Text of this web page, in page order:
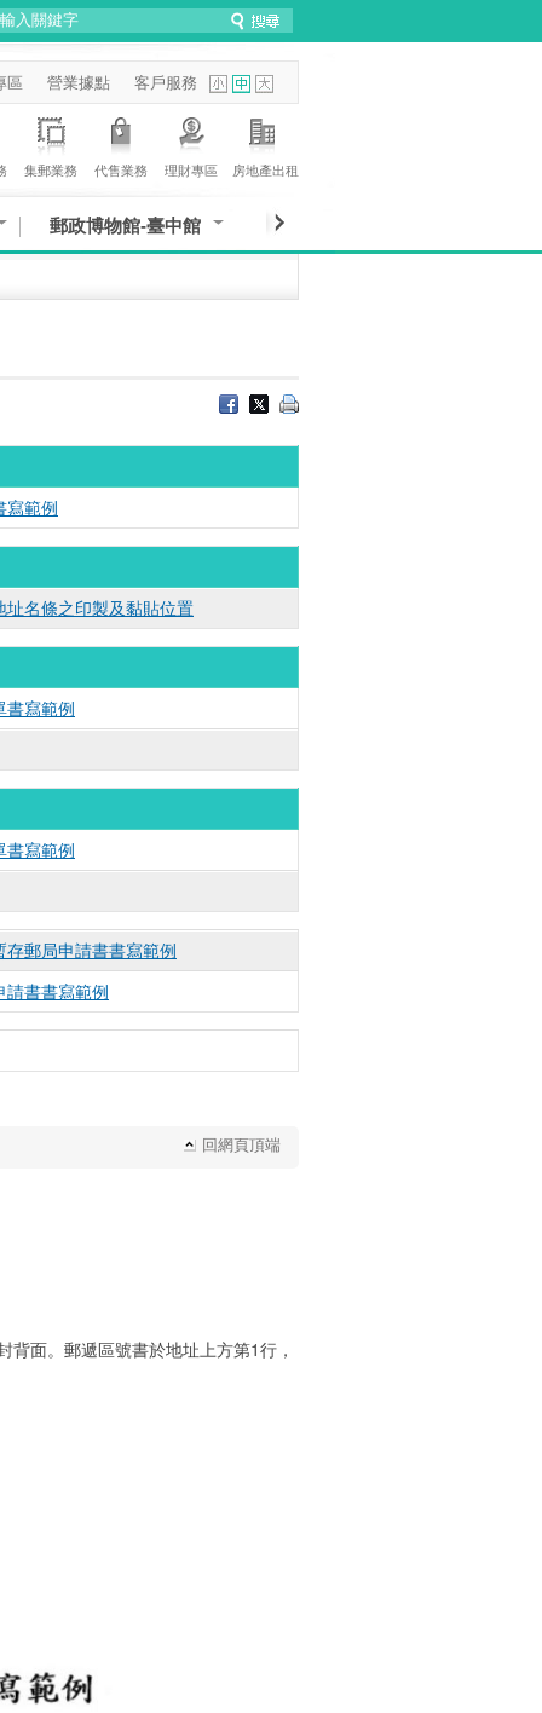
區 營業據點 客戶服務
集郵業務 代售業務 理財專區 房地產出租
郵政博物館-臺中館
寫範例
址名條之印製及黏貼位置
書寫範例
書寫範例
存郵局申請書書寫範例
請書書寫範例
回網頁頂端
面。郵遞區號書於地址上方第1行，